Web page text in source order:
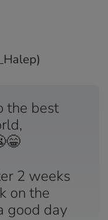
the best
2 weeks
on the
good day